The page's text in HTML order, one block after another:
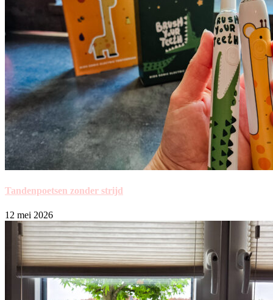
Tandenpoetsen zonder strijd
12 mei 2026